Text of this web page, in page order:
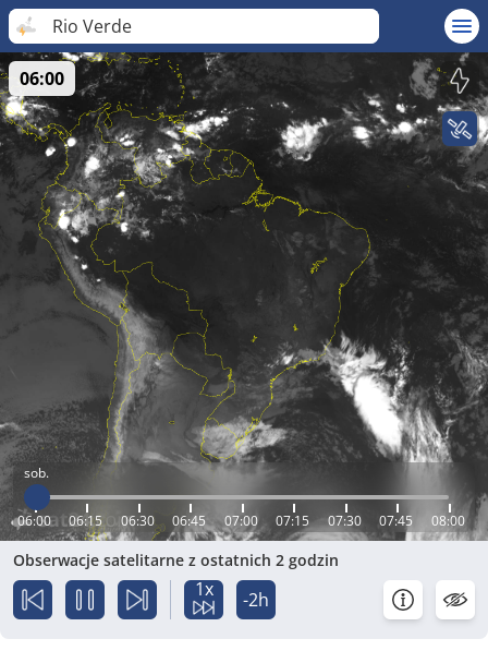
Rio Verde
sob.
06:00 06:15 06:30 06:45 07:00 07:15 07:30 07:45 08:00
06:00
Obserwacje satelitarne z ostatnich 2 godzin
1x -2h